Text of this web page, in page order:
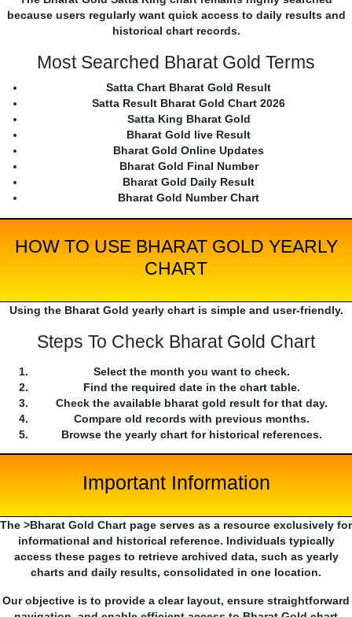
because users regularly want quick access to daily results and
historical chart records.
Most Searched Bharat Gold Terms
Satta Chart Bharat Gold Result
Satta Result Bharat Gold Chart 2026
Satta King Bharat Gold
Bharat Gold live Result
Bharat Gold Online Updates
Bharat Gold Final Number
Bharat Gold Daily Result
Bharat Gold Number Chart
HOW TO USE BHARAT GOLD YEARLY
CHART
Using the Bharat Gold yearly chart is simple and user-friendly.
Steps To Check Bharat Gold Chart
Select the month you want to check.
Find the required date in the chart table.
Check the available bharat gold result for that day.
Compare old records with previous months.
Browse the yearly chart for historical references.
Important Information
The >Bharat Gold Chart page serves as a resource exclusively for
informational and historical reference. Individuals typically
access these pages to retrieve archived data, such as yearly
charts and daily results, consolidated in one location.
Our objective is to provide a clear layout, ensure straightforward